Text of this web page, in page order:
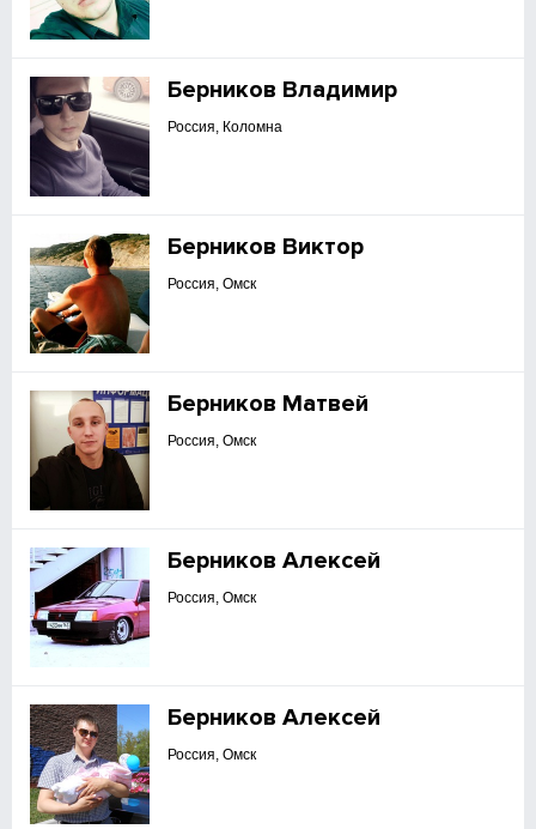
Берников Владимир
Россия, Коломна
Берников Виктор
Россия, Омск
Берников Матвей
Россия, Омск
Берников Алексей
Россия, Омск
Берников Алексей
Россия, Омск